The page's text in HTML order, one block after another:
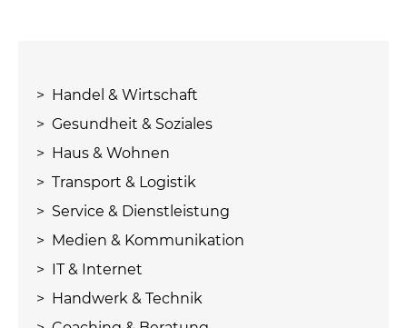
> Handel & Wirtschaft
> Gesundheit & Soziales
> Haus & Wohnen
> Transport & Logistik
> Service & Dienstleistung
> Medien & Kommunikation
> IT & Internet
> Handwerk & Technik